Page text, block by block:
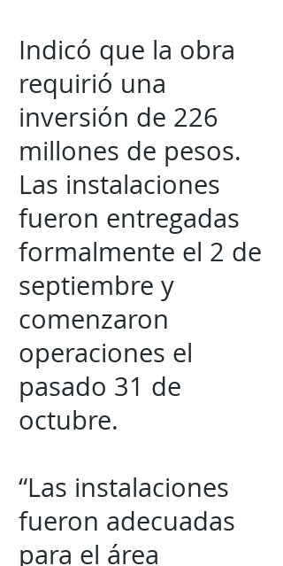
Indicó que la obra
requirió una
inversión de 226
millones de pesos.
Las instalaciones
fueron entregadas
formalmente el 2 de
septiembre y
comenzaron
operaciones el
pasado 31 de
octubre.
“Las instalaciones
fueron adecuadas
para el área